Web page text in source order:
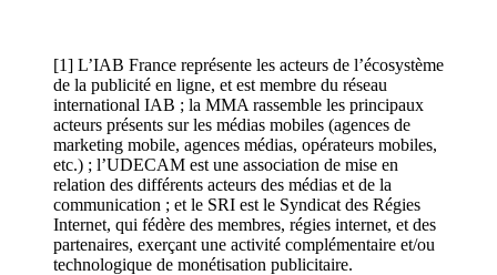
[1] L’IAB France représente les acteurs de l’écosystème
de la publicité en ligne, et est membre du réseau
international IAB ; la MMA rassemble les principaux
acteurs présents sur les médias mobiles (agences de
marketing mobile, agences médias, opérateurs mobiles,
etc.) ; l’UDECAM est une association de mise en
relation des différents acteurs des médias et de la
communication ; et le SRI est le Syndicat des Régies
Internet, qui fédère des membres, régies internet, et des
partenaires, exerçant une activité complémentaire et/ou
technologique de monétisation publicitaire.